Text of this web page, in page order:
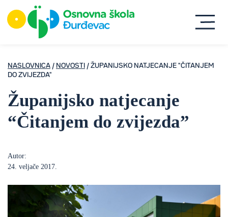
NASLOVNICA / NOVOSTI
/ ŽUPANIJSKO NATJECANJE "ČITANJEM
DO ZVIJEZDA"
Županijsko natjecanje
“Čitanjem do zvijezda”
Autor:
24. veljače 2017.